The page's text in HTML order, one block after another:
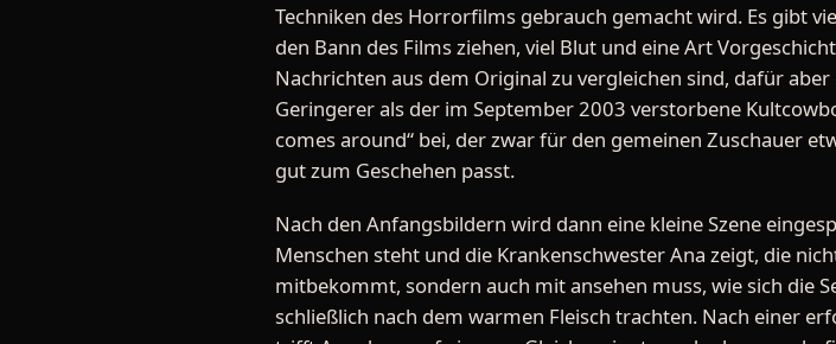
Techniken des Horrorfilms gebrauch gemacht wird. Es gibt
den Bann des Films ziehen, viel Blut und eine Art
Nachrichten aus dem Original zu vergleichen sind, dafür
Geringerer als der im September 2003 verstorbene
comes around“ bei, der zwar für den gemeinen Zuschauer
gut zum Geschehen passt.
Nach den Anfangsbildern wird dann eine kleine Szene
Menschen steht und die Krankenschwester Ana zeigt, die
mitbekommt, sondern auch mit ansehen muss, wie sich die
schließlich nach dem warmen Fleisch trachten. Nach einer